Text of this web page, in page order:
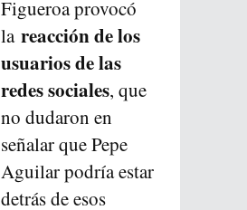
Figueroa provocó
lareacción de los
usuarios de las
redes sociales, que
no dudaron en
señalar que Pepe
Aguilar podría estar
detrás de esos